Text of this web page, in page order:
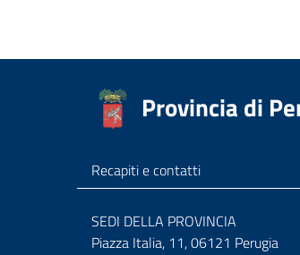
Provincia di
Recapiti e contatti
SEDI DELLA PROVINCIA
Piazza Italia, 11, 06121 Perugia